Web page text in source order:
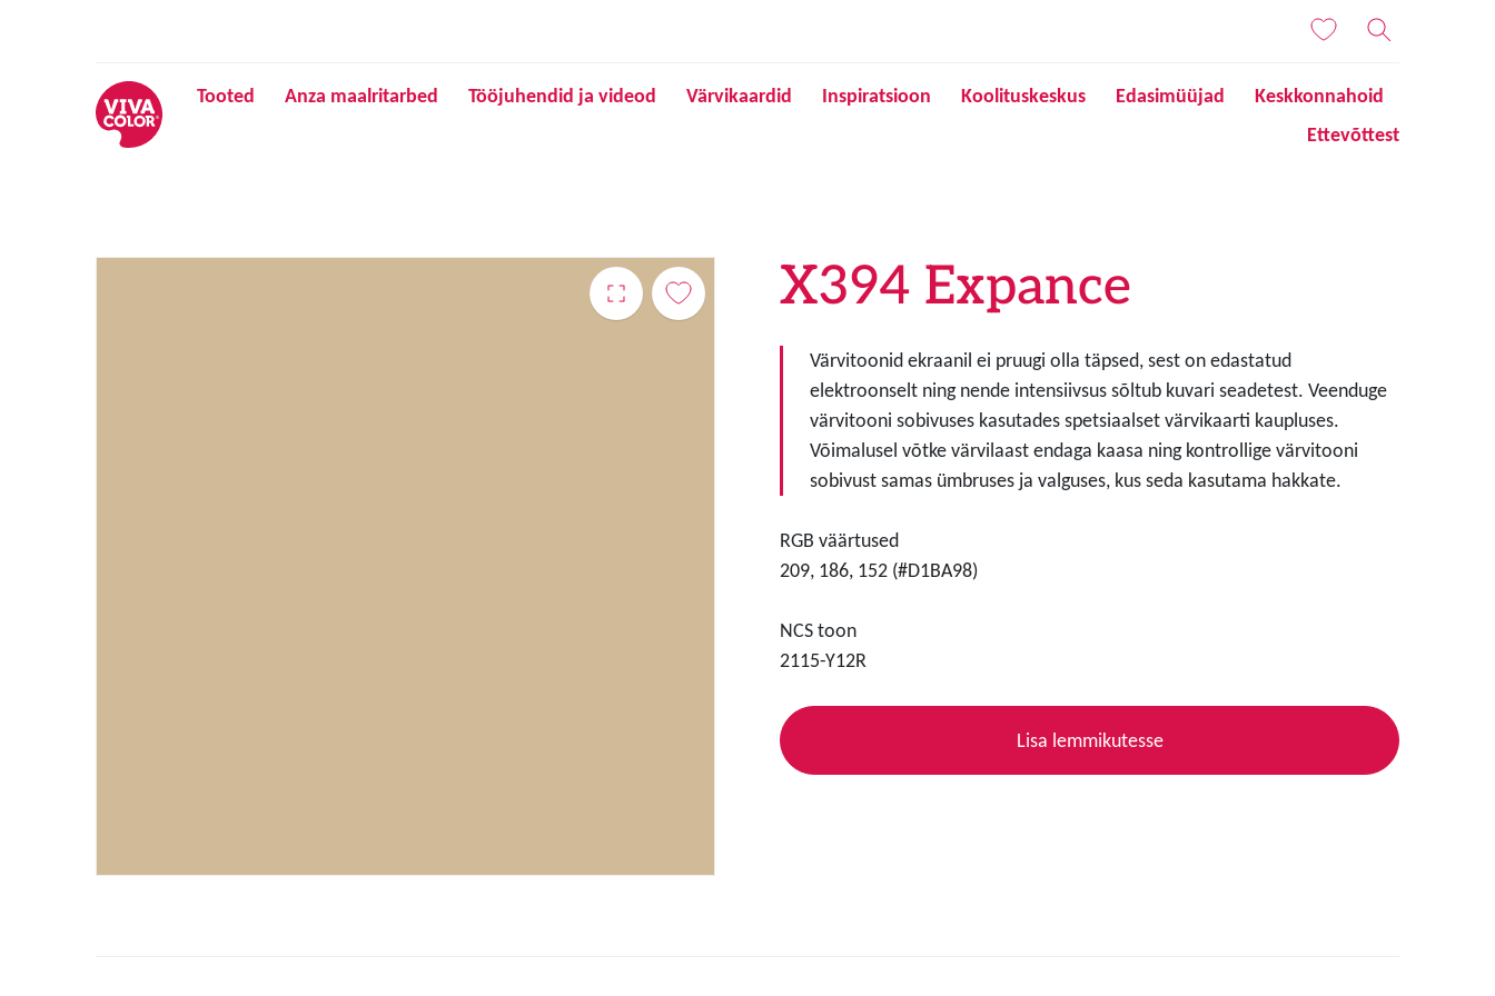
Tooted Anza maalritarbed Tööjuhendid ja videod Värvikaardid Inspiratsioon Koolituskeskus Edasimüüjad
Keskkonnahoid
Ettevõttest
X394 Expance
Värvitoonid ekraanil ei pruugi olla täpsed, sest on edastatud
elektroonselt ning nende intensiivsus sõltub kuvari seadetest. Veenduge
värvitooni sobivuses kasutades spetsiaalset värvikaarti kaupluses.
Võimalusel võtke värvilaast endaga kaasa ning kontrollige värvitooni
sobivust samas ümbruses ja valguses, kus seda kasutama hakkate.
RGB väärtused
209, 186, 152 (#D1BA98)
NCS toon
2115-Y12R
Lisa lemmikutesse